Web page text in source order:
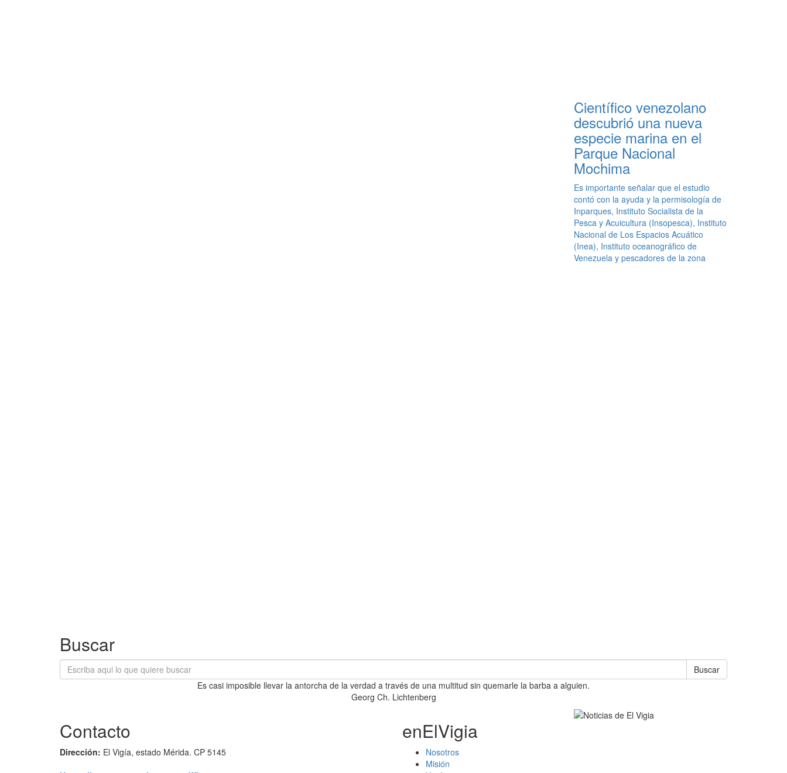
Científico venezolano
descubrió una nueva
especie marina en el
Parque Nacional
Mochima
Es importante señalar que el estudio
contó con la ayuda y la permisología de
Inparques, Instituto Socialista de la
Pesca y Acuicultura (Insopesca), Instituto
Nacional de Los Espacios Acuático
(Inea), Instituto oceanográfico de
Venezuela y pescadores de la zona
Buscar
Buscar
Es casi imposible llevar la antorcha de la verdad a través de una multitud sin quemarle la barba a alguien.
Georg Ch. Lichtenberg
Contacto
Dirección: El Vigía, estado Mérida. CP 5145
enElVigia
Nosotros
Misión